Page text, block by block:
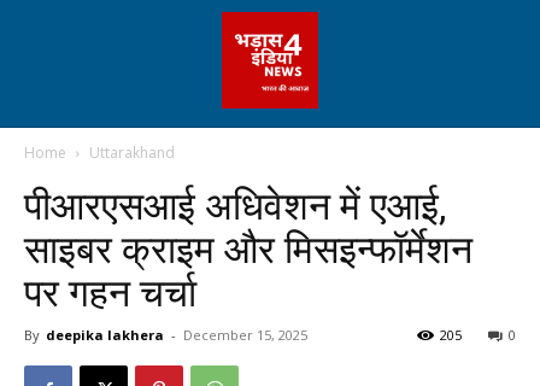
Home Uttarakhand
पीआरएसआई अधिवेशन में एआई,
साइबर क्राइम और मिसइन्फॉर्मेशन
पर गहन चर्चा
By deepika lakhera - December 15, 2025 0
205